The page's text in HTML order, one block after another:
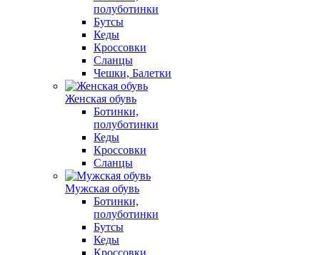
полуботинки
Бутсы
Кеды
Кроссовки
Сланцы
Чешки, Балетки
Женская обувь
Ботинки,
полуботинки
Кеды
Кроссовки
Сланцы
Мужская обувь
Ботинки,
полуботинки
Бутсы
Кеды
Кроссовки